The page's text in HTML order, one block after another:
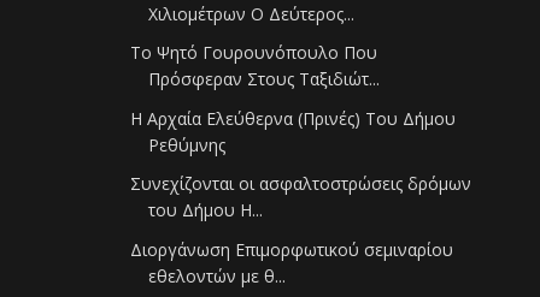
Χιλιομέτρων Ο Δεύτερος...
Το Ψητό Γουρουνόπουλο Που
Πρόσφεραν Στους Ταξιδιώτ...
H Αρχαία Ελεύθερνα (Πρινές) Του Δήμου
Ρεθύμνης
Συνεχίζονται οι ασφαλτοστρώσεις δρόμων
του Δήμου Η...
Διοργάνωση Επιμορφωτικού σεμιναρίου
εθελοντών με θ...